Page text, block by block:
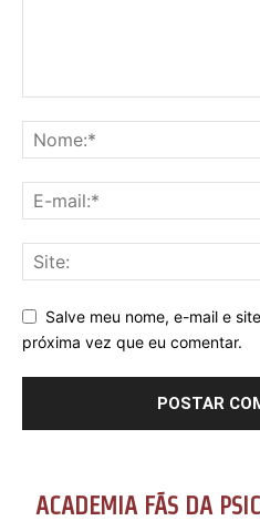
Salve meu nome, e-mail e
próxima vez que eu comentar.
ACADEMIA FÃS DA